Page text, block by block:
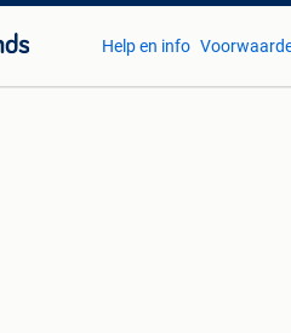
Help en info